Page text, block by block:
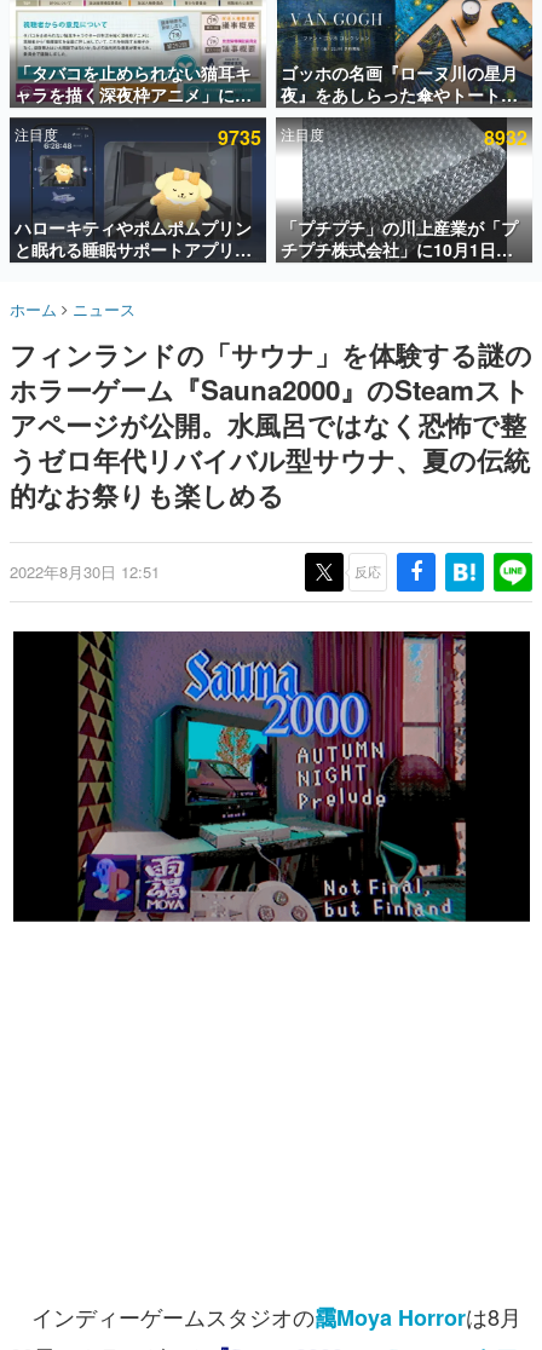
ゲームの企画書
名作ゲームクリエイターの方々に製作時のエピソードをお
聞きし、ヒットする企画（ゲーム）とは何か？を探ってい
きます。
赫本
この物語を解いてはいけない。『赫本』は、〈試験問題〉
の形をした短編ホラー小説集です。
新世代に訊く
これからのデジタルゲーム市場を担う若きクリエイター達
の姿を追い、彼らのルーツと情熱を探っていきます。
ゲームに多大な影響を受けた作家さんに取材し、ゲームが
日本のコンテンツ産業やカルチャーに与えた影響を探る企
画です。
日本モバイルゲーム産業史
日本のモバイルゲーム史における主要なトピック・タイト
ルを網羅するほか、開発者へのインタビューや識者による
解説を掲載。約20年の歴史が一望できる決定版！
若ゲのいたり〜ゲームクリエイターの青春〜
一先生によるゲーム業界レポートマンガです。
なんでゲームは面白い？
具体的な形から解き明かしていく、硬派で骨太な評論連載
ゲームが変えた日本語
「経験値」「裏技」「ラスボス」… ゲームにまつわる言葉
の起源や用法の変遷を、コンピューター文化史研究家・タ
イニーP氏が徹底調査。
カテゴリ
特集記事
マンガ
「タバコを止められない猫耳キ
ャラを描く深夜枠アニメ」に視
聴者の一部から批判意見。違法
薬物の使用と思しき描写も含め
て、BPOが議論を交わす
ゴッホの名画『ローヌ川の星月
夜』をあしらった傘やトートバ
ッグなどが登場。8月7日21時よ
り2日間限定で予約販売
注目度 9735
ハローキティやポムポムプリン
と眠れる睡眠サポートアプリ
『ゆめたび』が配信中。キャラ
ムも搭載
注目度 8932
「プチプチ」の川上産業が「プ
チプチ株式会社」に10月1日よ
り社名変更へ。創業58年で初め
ホーム ニュース
フィンランドの「サウナ」を体験する謎の
ホラーゲーム『Sauna2000』のSteamスト
アページが公開。水風呂ではなく恐怖で整
うゼロ年代リバイバル型サウナ、夏の伝統
的なお祭りも楽しめる
2022年8月30日 12:51 反応
インディーゲームスタジオの靄Moya Horrorは8月